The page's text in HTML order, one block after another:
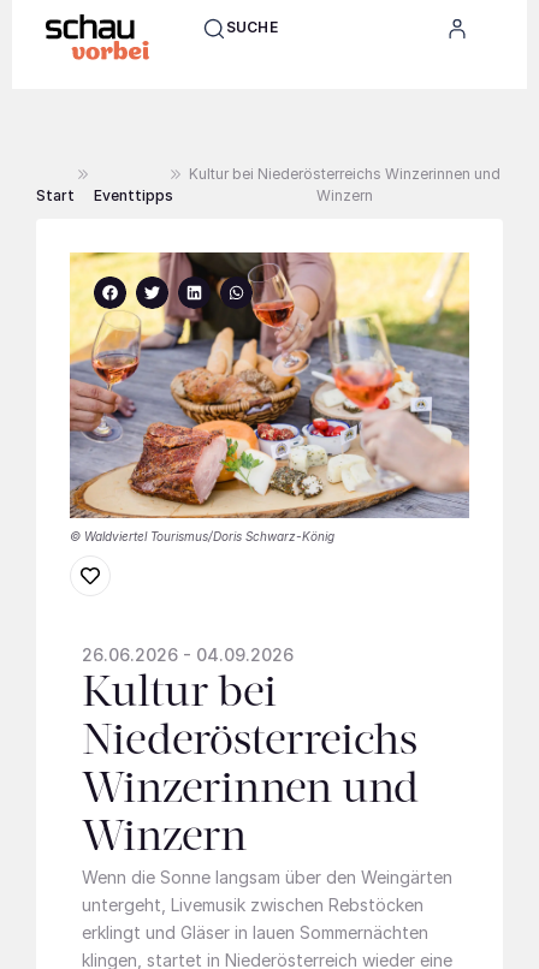
SUCHE
Start Eventtipps
Kultur bei Niederösterreichs Winzerinnen und
Winzern
© Waldviertel Tourismus/Doris Schwarz-König
26.06.2026 - 04.09.2026
Kultur bei
Niederösterreichs
Winzerinnen und
Winzern
Wenn die Sonne langsam über den Weingärten
untergeht, Livemusik zwischen Rebstöcken
erklingt und Gläser in lauen Sommernächten
klingen, startet in Niederösterreich wieder eine